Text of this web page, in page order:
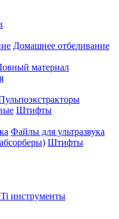
Домашнее отбеливание
материал
Штифты
Файлы для ультразвука
Штифты
инструменты